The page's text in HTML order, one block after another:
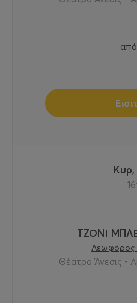
από
ΤΖΟΝΙ
Λεωφόρος
Θέατρο Άνεσις -